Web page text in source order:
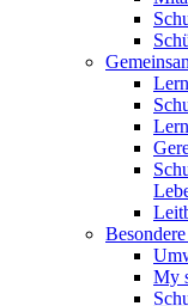
My